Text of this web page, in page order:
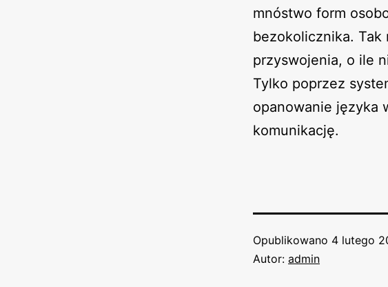
mnóstwo form
bezokolicznika.
przyswojenia, o ile
Tylko poprzez
opanowanie języka
komunikację.
Opublikowano 4 lutego
Autor: admin